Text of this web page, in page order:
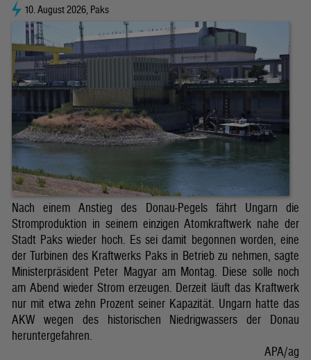
10. August 2026, Paks
Nach einem Anstieg des Donau-Pegels fährt Ungarn die
Stromproduktion in seinem einzigen Atomkraftwerk nahe der
Stadt Paks wieder hoch. Es sei damit begonnen worden, eine
der Turbinen des Kraftwerks Paks in Betrieb zu nehmen, sagte
Ministerpräsident Peter Magyar am Montag. Diese solle noch
am Abend wieder Strom erzeugen. Derzeit läuft das Kraftwerk
nur mit etwa zehn Prozent seiner Kapazität. Ungarn hatte das
AKW wegen des historischen Niedrigwassers der Donau
heruntergefahren.
APA/ag